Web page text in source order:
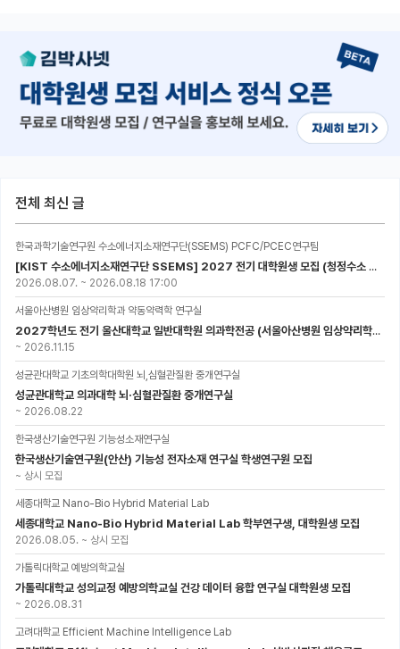
전체 최신 글
한국과학기술연구원 수소에너지소재연구단(SSEMS) PCFC/PCEC연구팀
[KIST 수소에너지소재연구단 SSEMS] 2027 전기 대학원생 모집 (청정수소 생산/활용을 위한 프로톤 세라믹 전지)
2026.08.07. ~ 2026.08.18 17:00
서울아산병원 임상약리학과 약동약력학 연구실
2027학년도 전기 울산대학교 일반대학원 의과학전공 (서울아산병원 임상약리학과 약동약력학 연구실) 대학원생 모집공고
~ 2026.11.15
성균관대학교 기초의학대학원 뇌,심혈관질환 중개연구실
성균관대학교 의과대학 뇌·심혈관질환 중개연구실
~ 2026.08.22
한국생산기술연구원 기능성소재연구실
한국생산기술연구원(안산) 기능성 전자소재 연구실 학생연구원 모집
~ 상시 모집
세종대학교 Nano-Bio Hybrid Material Lab
세종대학교 Nano-Bio Hybrid Material Lab 학부연구생, 대학원생 모집
2026.08.05. ~ 상시 모집
가톨릭대학교 예방의학교실
가톨릭대학교 성의교정 예방의학교실 건강 데이터 융합 연구실 대학원생 모집
~ 2026.08.31
고려대학교 Efficient Machine Intelligence Lab